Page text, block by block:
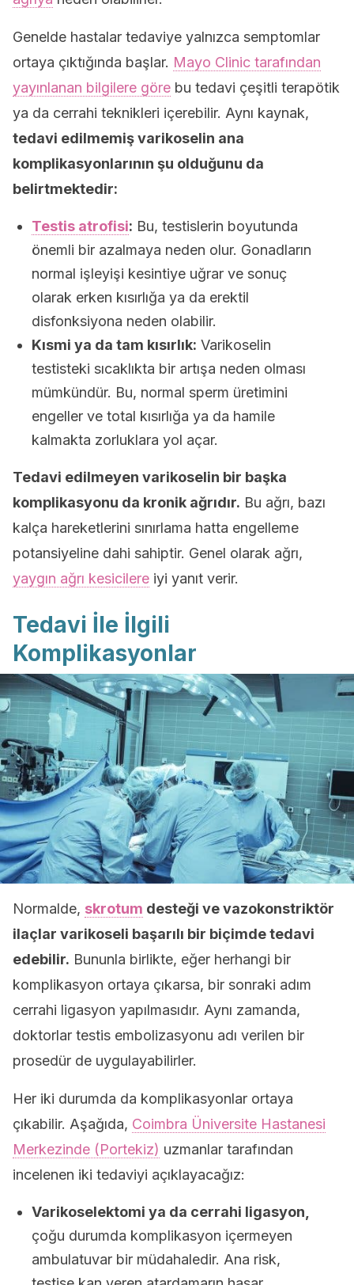
Genelde hastalar tedaviye yalnızca semptomlar
ortaya çıktığında başlar. Mayo Clinic tarafından
yayınlanan bilgilere göre bu tedavi çeşitli terapötik
ya da cerrahi teknikleri içerebilir. Aynı kaynak,
tedavi edilmemiş varikoselin ana
komplikasyonlarının şu olduğunu da
belirtmektedir:
Testis atrofisi: Bu, testislerin boyutunda
önemli bir azalmaya neden olur. Gonadların
normal işleyişi kesintiye uğrar ve sonuç
olarak erken kısırlığa ya da erektil
disfonksiyona neden olabilir.
Kısmi ya da tam kısırlık: Varikoselin
testisteki sıcaklıkta bir artışa neden olması
mümkündür. Bu, normal sperm üretimini
engeller ve total kısırlığa ya da hamile
kalmakta zorluklara yol açar.
Tedavi edilmeyen varikoselin bir başka
komplikasyonu da kronik ağrıdır. Bu ağrı, bazı
kalça hareketlerini sınırlama hatta engelleme
potansiyeline dahi sahiptir. Genel olarak ağrı,
yaygın ağrı kesicilere iyi yanıt verir.
Tedavi İle İlgili
Komplikasyonlar
Normalde, skrotum desteği ve vazokonstriktör
ilaçlar varikoseli başarılı bir biçimde tedavi
edebilir. Bununla birlikte, eğer herhangi bir
komplikasyon ortaya çıkarsa, bir sonraki adım
cerrahi ligasyon yapılmasıdır. Aynı zamanda,
doktorlar testis embolizasyonu adı verilen bir
prosedür de uygulayabilirler.
Her iki durumda da komplikasyonlar ortaya
çıkabilir. Aşağıda, Coimbra Üniversite Hastanesi
Merkezinde (Portekiz) uzmanlar tarafından
incelenen iki tedaviyi açıklayacağız:
Varikoselektomi ya da cerrahi ligasyon,
çoğu durumda komplikasyon içermeyen
ambulatuvar bir müdahaledir. Ana risk,